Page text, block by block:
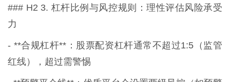
### H2 3. 杠杆比例与风控规则：理性评估风险承受
力
- **合规杠杆**：股票配资杠杆通常不超过1:5（监管
红线），超过需警惕